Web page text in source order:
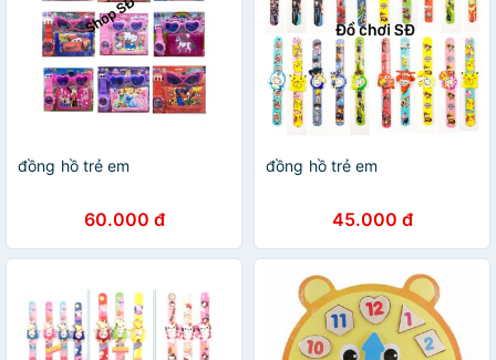
đồng hồ trẻ em
60.000 đ
đồng hồ trẻ em
45.000 đ